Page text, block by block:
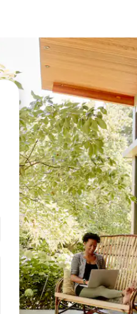
le haut et vers le bas pour les